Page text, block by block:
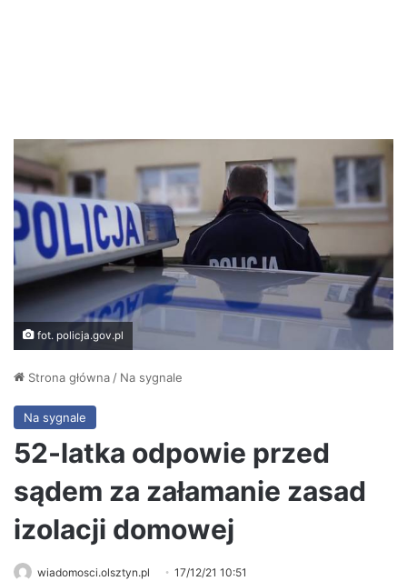
fot. policja.gov.pl
Strona główna/ Na sygnale
Na sygnale
52-latka odpowie przed
sądem za załamanie zasad
izolacji domowej
wiadomosci.olsztyn.pl 17/12/21 10:51